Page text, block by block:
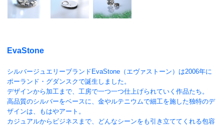
EvaStone
シルバージュエリーブランドEvaStone（エヴァストーン）は2006年に
ポーランド・グダンスクで誕生しました。
デザインから加工まで、工房で一つ一つ仕上げられていく作品たち。
高品質のシルバーをベースに、金やルテニウムで細工を施した独特のデ
ザインは、もはやアート。
カジュアルからビジネスまで、どんなシーンをも引き立ててくれる包容